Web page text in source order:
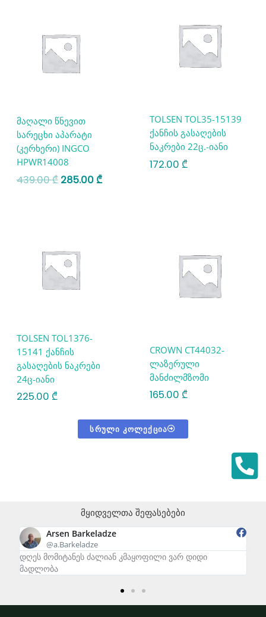
მაღალი წნევით
სარეცხი აპარატი
(კერხერი) INGCO
HPWR14008
439.00₾ 285.00₾
TOLSEN TOL35-15139
ქანჩის გასაღების
ნაკრები 22ც.-იანი
172.00 ₾
TOLSEN TOL1376-
15141 ქანჩის
გასაღების ნაკრები
24ც-იანი
225.00 ₾
CROWN CT44032-
ლაზერული
მანძილმზომი
165.00 ₾
ᲡᲠᲣᲚᲘ ᲙᲝᲚᲔᲥᲪᲘᲐ
მყიდველთა შეფასებები
Arsen Barkeladze
@a.Barkeladze
დღეს მომიტანეს ძალიან კმაყოფილი ვარ დიდი
მადლობა